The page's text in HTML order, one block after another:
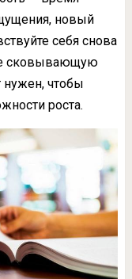
новый
себя снова
сковывающую
нужен, чтобы
роста.